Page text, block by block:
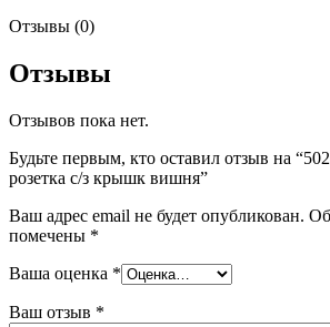
з
Отзывы (0)
Отзывы
Отзывов пока нет.
Будьте первым, кто оставил отзыв на
розетка с/з крышк вишня”
Ваш адрес email не будет опубликован.
помечены *
Ваша оценка *
Ваш отзыв *